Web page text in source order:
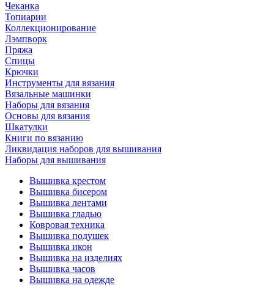
Чеканка
Топиарии
Коллекционирование
Лэмпворк
Пряжа
Спицы
Крючки
Инструменты для вязания
Вязальные машинки
Наборы для вязания
Основы для вязания
Шкатулки
Книги по вязанию
Ликвидация наборов для вышивания
Наборы для вышивания
Вышивка крестом
Вышивка бисером
Вышивка лентами
Вышивка гладью
Ковровая техника
Вышивка подушек
Вышивка икон
Вышивка на изделиях
Вышивка часов
Вышивка на одежде